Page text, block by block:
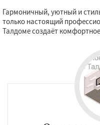
Гармоничный, уютный и
только настоящий
Талдоме создаёт